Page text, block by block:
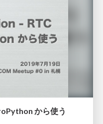
から使う